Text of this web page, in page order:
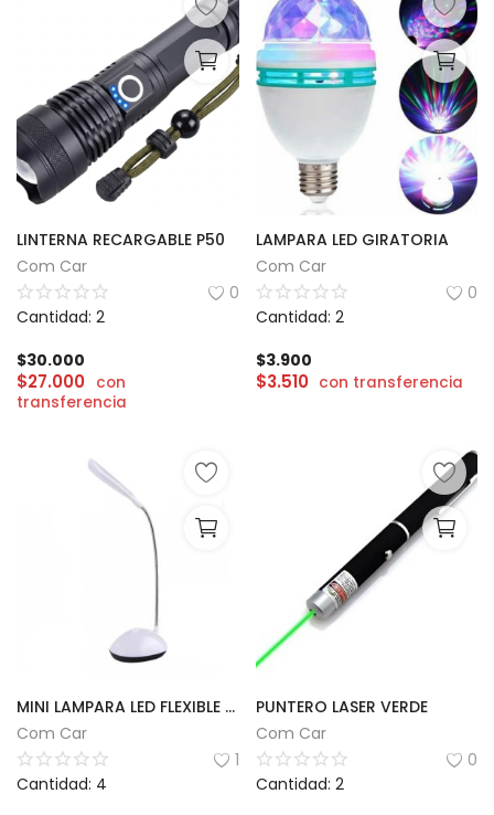
LINTERNA RECARGABLE P50
Com Car
0
Cantidad: 2
$30.000
$27.000 con
transferencia
LAMPARA LED GIRATORIA
Com Car
0
Cantidad: 2
$3.900
$3.510 con transferencia
MINI LAMPARA LED FLEXIBLE DE ESCRITORIO
Com Car
1
Cantidad: 4
PUNTERO LASER VERDE
Com Car
0
Cantidad: 2